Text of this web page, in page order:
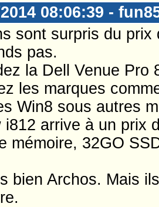
08:06:39 -
sont surpris du
pas.
la Dell Venue Pro
les marques
Win8 sous autres
i812 arrive à un prix
mémoire, 32GO
bien Archos. Mais